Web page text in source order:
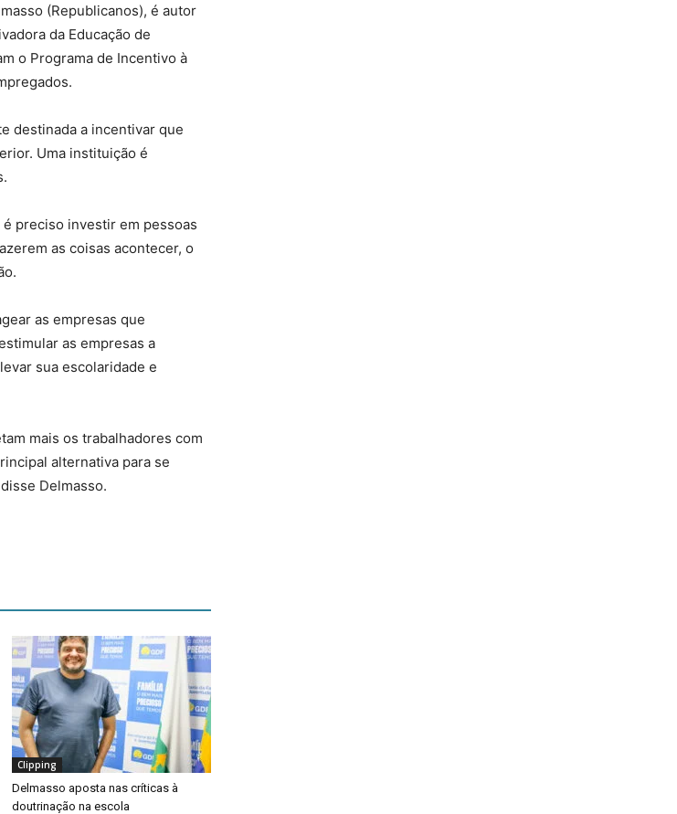
(Republicanos), é autor
da Educação de
o Programa de Incentivo à
destinada a incentivar que
Uma instituição é
preciso investir em pessoas
as coisas acontecer, o
as empresas que
as empresas a
sua escolaridade e
mais os trabalhadores com
alternativa para se
Delmasso.
Clipping
Delmasso aposta nas críticas à
doutrinação na escola